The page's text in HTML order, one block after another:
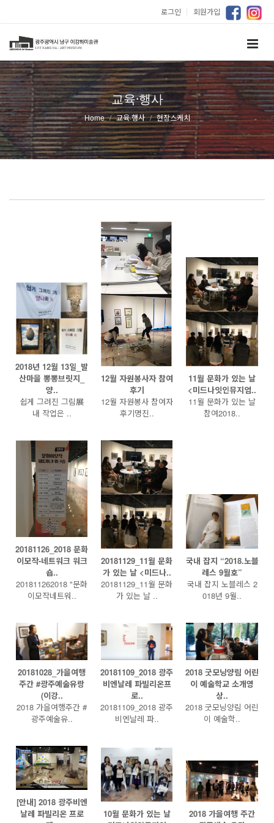
로그인 ｜ 회원가입
교육·행사
Home 교육·행사 현장스케치
2018년 12월 13일_발
산마을 뽕뽕브릿지_
양..
쉽게 그려진 그림展
내 작업은 ..
12월 자원봉사자 참여
후기
12월 자원봉사 참여자
후기명진..
11월 문화가 있는 날
<미드나잇인뮤지엄..
11월 문화가 있는 날
참여2018..
20181126_2018 문화
이모작-네트워크 워크
숍..
201811262018 "문화
이모작네트워..
20181129_11월 문화
가 있는 날 <미드나..
20181129_11월 문화
가 있는 날 ..
국내 잡지 “2018.노블
레스 9월호”
국내 잡지 노블레스 2
018년 9월..
20181028_가을여행
주간 #광주예술유랑
(이강..
2018 가을여행주간 #
광주예술유..
20181109_2018 광주
비엔날레 파빌리온프
로..
20181109_2018 광주
비엔날레 파..
2018 굿모닝양림 어린
이 예술학교 소개영
상..
2018 굿모닝양림 어린
이 예술학..
[안내] 2018 광주비엔
날레 파빌리온 프로
10월 문화가 있는 날
2018 가을여행 주간